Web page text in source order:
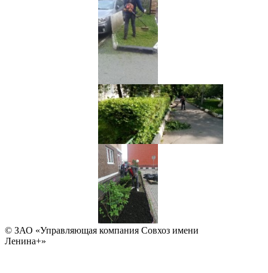
© ЗАО «Управляющая компания Совхоз имени
Ленина+»